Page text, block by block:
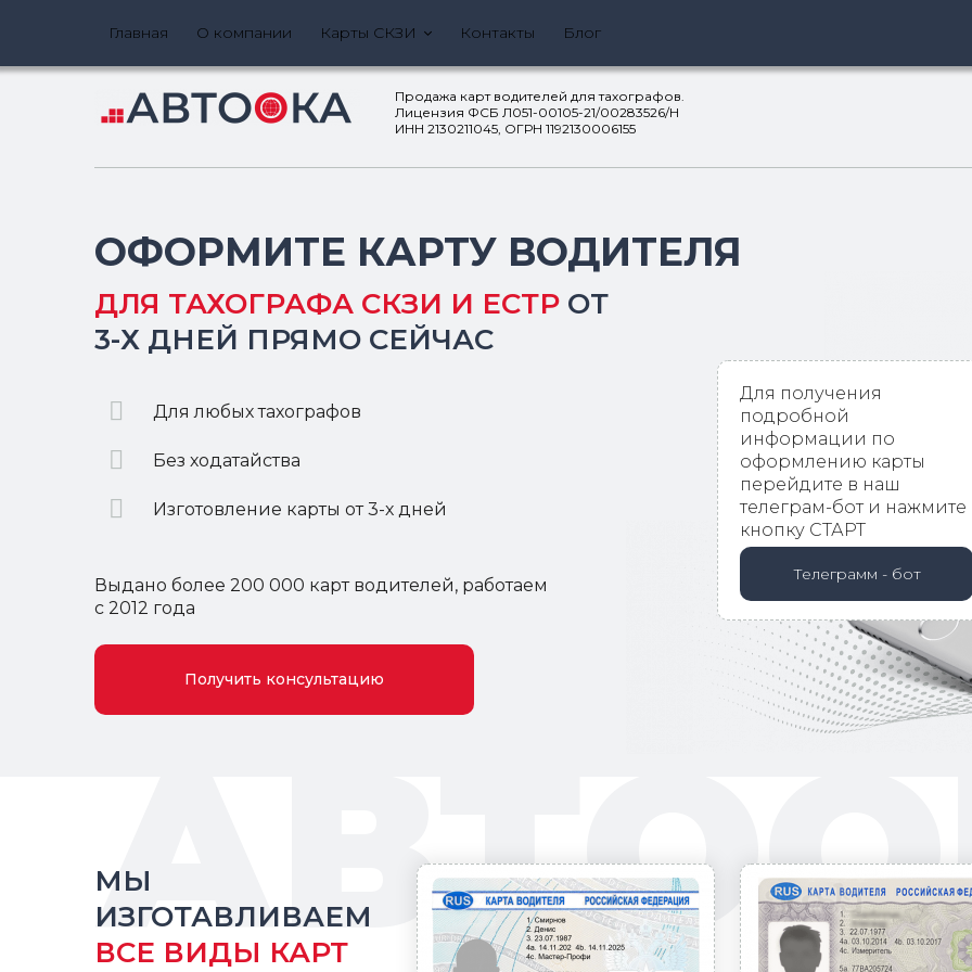
Главная О компании Карты СКЗИ Контакты Блог
Продажа карт водителей для тахографов.
Лицензия ФСБ Л051-00105-21/00283526/Н
ИНН 2130211045, ОГРН 1192130006155​​​​​​​
ОФОРМИТЕ КАРТУ ВОДИТЕЛЯ
Для любых тахографов
Без ходатайства
​​​​​​​Изготовление карты от 3-х дней
Выдано более 200 000 карт водителей, работаем
с 2012 года
Получить консультацию
ДЛЯ ТАХОГРАФА СКЗИ И ЕСТР ОТ
3-Х ДНЕЙ ПРЯМО СЕЙЧАС
Для получения
подробной
информации по
оформлению карты
перейдите в наш
телеграм-бот и нажмите
кнопку СТАРТ
Телеграмм - бот
МЫ
ИЗГОТАВЛИВАЕМ
ВСЕ ВИДЫ КАРТ